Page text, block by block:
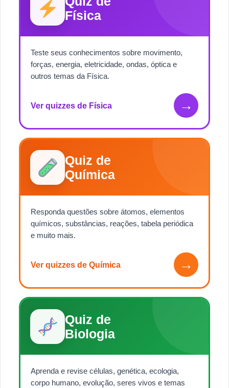
Física
Teste seus conhecimentos sobre movimento,
forças, energia, eletricidade, ondas, óptica e
outros temas da Física.
Ver quizzes de Física →
Quiz de
Química
Responda questões sobre átomos, elementos
químicos, substâncias, reações, tabela periódica
e muito mais.
Ver quizzes de Química →
Quiz de
Biologia
Aprenda e revise células, genética, ecologia,
corpo humano, evolução, seres vivos e temas